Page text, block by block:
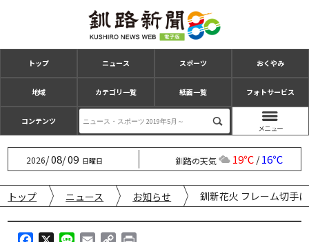
トップ ニュース スポーツ おくやみ
地域 カテゴリ一覧 紙面一覧 フォトサービス
コンテンツ
2026/08/09 日曜日 釧路の天気 19℃/16℃
トップ ニュース お知らせ 釧新花火 フレーム切手